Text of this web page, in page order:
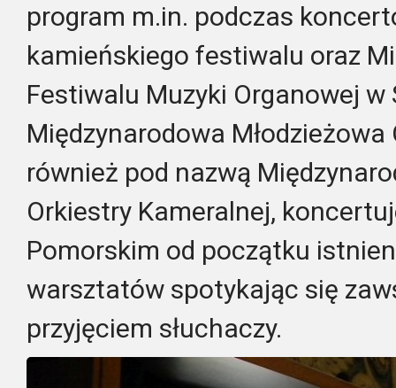
program m.in. podczas
kamieńskiego festiwalu oraz
Festiwalu Muzyki Organowej w
Międzynarodowa
również pod nazwą
Orkiestry Kameralnej,
Pomorskim od początku
warsztatów spotykając się
przyjęciem słuchaczy.